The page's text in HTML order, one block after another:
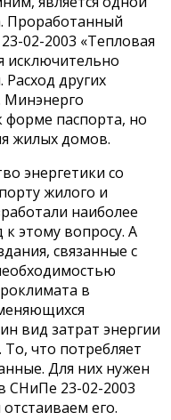
Проработанный
02-2003 «Тепловая
исключительно
других
Минэнерго
форме паспорта, но
жилых домов.
энергетики со
жилого и
наиболее
этому вопросу. А
связанные с
в
вид затрат энергии
что потребляет
Для них нужен
СНиПе 23-02-2003
его.